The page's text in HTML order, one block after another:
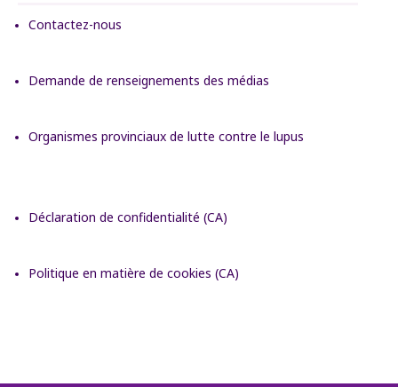
Contactez-nous
Demande de renseignements des médias
Organismes provinciaux de lutte contre le lupus
Déclaration de confidentialité (CA)
Politique en matière de cookies (CA)